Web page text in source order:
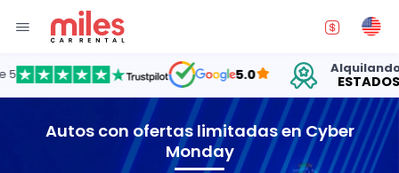
5.0 Alquilando
ESTADOS
Autos con ofertas limitadas en Cyber
Monday